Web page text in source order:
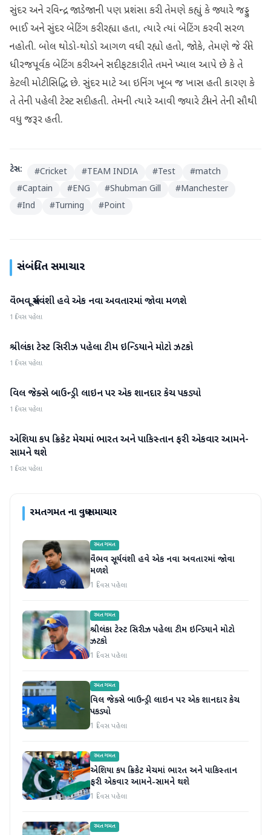
સુંદર અને રવિન્દ્ર જાડેજાની પણ પ્રશંસા કરી. તેમણે કહ્યું કે જ્યારે જડ્ડુ
ભાઈ અને સુંદર બેટિંગ કરી રહ્યા હતા, ત્યારે ત્યાં બેટિંગ કરવી સરળ
નહોતી. બોલ થોડો-થોડો આગળ વધી રહ્યો હતો, જોકે, તેમણે જે રીતે
ધીરજપૂર્વક બેટિંગ કરી અને સદી ફટકારી તે તમને ખ્યાલ આપે છે કે તે
કેટલી મોટી સિદ્ધિ છે. સુંદર માટે આ ઇનિંગ ખૂબ જ ખાસ હતી કારણ કે
તે તેની પહેલી ટેસ્ટ સદી હતી. તેમની ત્યારે આવી જ્યારે ટીમને તેની સૌથી
વધુ જરૂર હતી.
ટેગ્સ: #Cricket #TEAM INDIA #Test #match
#Captain #ENG #Shubman Gill #Manchester
#Ind #Turning #Point
સંબંધિત સમાચાર
રમતગમત
વૈભવ સૂર્યવંશી હવે એક નવા અવતારમાં જોવા મળશે
1 દિવસ પહેલા
રમતગમત
શ્રીલંકા ટેસ્ટ સિરીઝ પહેલા ટીમ ઇન્ડિયાને મોટો ઝટકો
1 દિવસ પહેલા
રમતગમત
વિલ જેક્સે બાઉન્ડ્રી લાઇન પર એક શાનદાર કેચ પકડ્યો
1 દિવસ પહેલા
રમતગમત
એશિયા કપ ક્રિકેટ મેચમાં ભારત અને પાકિસ્તાન ફરી એકવાર આમને-
સામને થશે
1 દિવસ પહેલા
રમતગમતના વધુ સમાચાર
રમતગમત
વૈભવ સૂર્યવંશી હવે એક નવા અવતારમાં જોવા
મળશે
1 દિવસ પહેલા
રમતગમત
શ્રીલંકા ટેસ્ટ સિરીઝ પહેલા ટીમ ઇન્ડિયાને મોટો
ઝટકો
1 દિવસ પહેલા
રમતગમત
વિલ જેક્સે બાઉન્ડ્રી લાઇન પર એક શાનદાર કેચ
પકડ્યો
1 દિવસ પહેલા
રમતગમત
એશિયા કપ ક્રિકેટ મેચમાં ભારત અને પાકિસ્તાન
ફરી એકવાર આમને-સામને થશે
1 દિવસ પહેલા
રમતગમત